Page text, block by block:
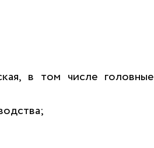
в том числе головные